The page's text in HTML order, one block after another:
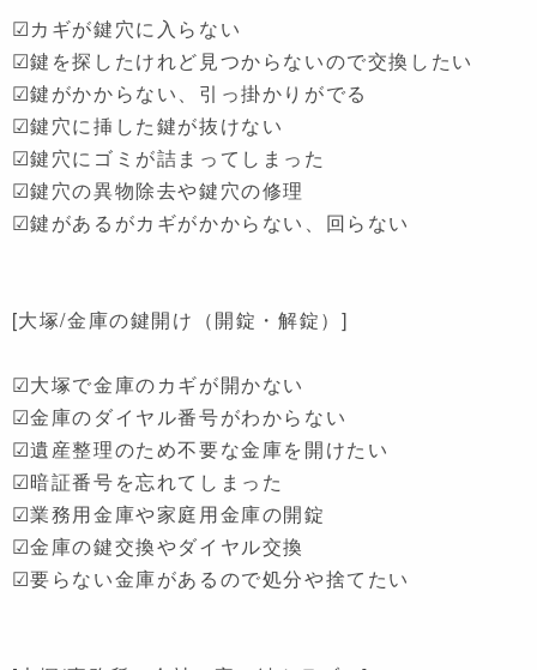
☑カギが鍵穴に入らない
☑鍵を探したけれど見つからないので交換したい
☑鍵がかからない、引っ掛かりがでる
☑鍵穴に挿した鍵が抜けない
☑鍵穴にゴミが詰まってしまった
☑鍵穴の異物除去や鍵穴の修理
☑鍵があるがカギがかからない、回らない
[大塚/金庫の鍵開け（開錠・解錠）]
☑大塚で金庫のカギが開かない
☑金庫のダイヤル番号がわからない
☑遺産整理のため不要な金庫を開けたい
☑暗証番号を忘れてしまった
☑業務用金庫や家庭用金庫の開錠
☑金庫の鍵交換やダイヤル交換
☑要らない金庫があるので処分や捨てたい